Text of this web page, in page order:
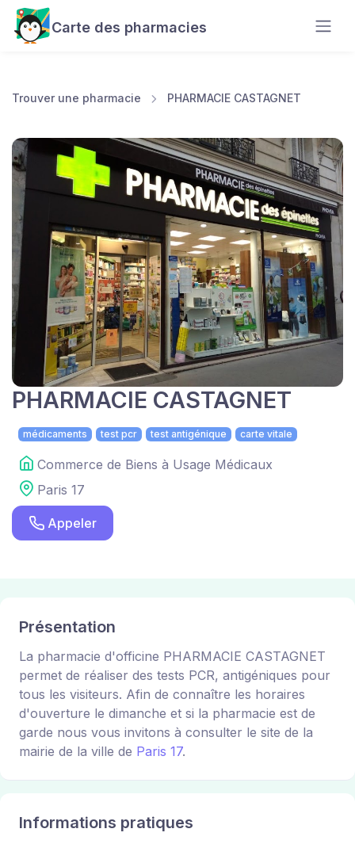
Carte des pharmacies
Trouver une pharmacie PHARMACIE CASTAGNET
PHARMACIE CASTAGNET
médicaments test pcr test antigénique carte vitale
Commerce de Biens à Usage Médicaux
Paris 17
Appeler
Présentation
La pharmacie d'officine PHARMACIE CASTAGNET
permet de réaliser des tests PCR, antigéniques pour
tous les visiteurs. Afin de connaître les horaires
d'ouverture le dimanche et si la pharmacie est de
garde nous vous invitons à consulter le site de la
mairie de la ville de Paris 17.
Informations pratiques